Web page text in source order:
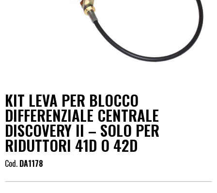
KIT LEVA PER BLOCCO
DIFFERENZIALE CENTRALE
DISCOVERY II – SOLO PER
RIDUTTORI 41D O 42D
Cod. DA1178